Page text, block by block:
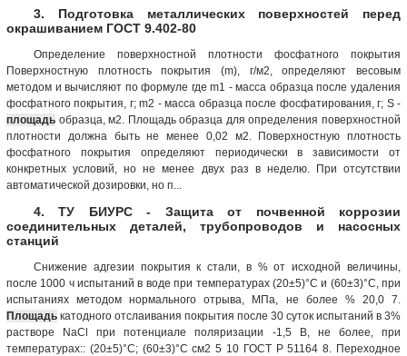
3. Подготовка металлических поверхностей перед
окрашиванием ГОСТ 9.402-80
Определение поверхностной плотности фосфатного покрытия
Поверхностную плотность покрытия (m), г/м2, определяют весовым
методом и вычисляют по формуле где m1 - мacca образца после удаления
фосфатного покрытия, г; m2 - масса образца после фосфатирования, г; S -
площадь образца, м2. Площадь образца для определения поверхностной
плотности должна быть не менее 0,02 м2. Поверхностную плотность
фосфатного покрытия определяют периодически в зависимости от
конкретных условий, но не менее двух раз в неделю. При отсутствии
автоматической дозировки, но п...
4. ТУ БИУРС - Защита от почвенной коррозии
соединительных деталей, трубопроводов и насосных
станций
Снижение адгезии покрытия к стали, в % от исходной величины,
после 1000 ч испытаний в воде при температурах (20±5)°С и (60±3)°С, при
испытаниях методом нормального отрыва, МПа, не более % 20,0 7.
Площадь катодного отслаивания покрытия после 30 суток испытаний в 3%
растворе NaCl при потенциале поляризации -1,5 В, не более, при
температурах:: (20±5)°С; (60±3)°С см2 5 10 ГОСТ Р 51164 8. Переходное